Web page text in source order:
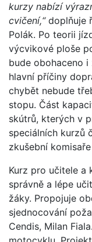
kurzy nabízí
cvičení,“doplňuje
Polák. Po teorii
výcvikové ploše
bude obohaceno
hlavní příčiny
chybět nebude
stopu. Část
skútrů, kterých v
speciálních kurzů
zkušební
Kurz pro učitele a
správně a lépe
žáky. Propojuje
sjednocování
Cendis, Milan